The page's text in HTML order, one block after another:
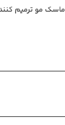
ماسک مو ترمیم